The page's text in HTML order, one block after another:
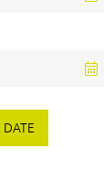
DATE